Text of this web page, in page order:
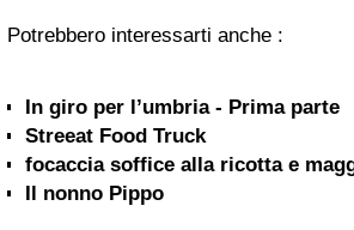
Potrebbero interessarti anche :
In giro per l’umbria - Prima parte
Streeat Food Truck
focaccia soffice alla ricotta e
Il nonno Pippo